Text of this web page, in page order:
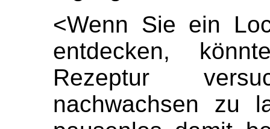
<Wenn Sie ein
entdecken,
Rezeptur
nachwachsen zu